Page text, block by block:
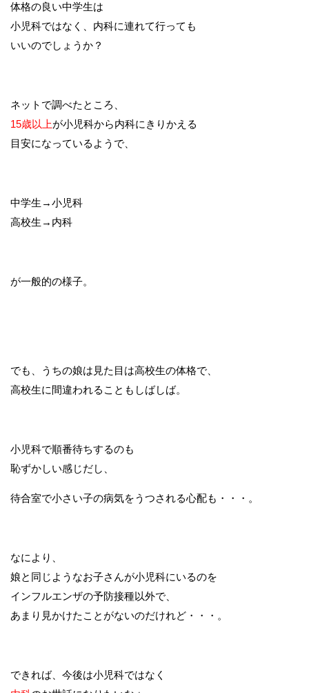
体格の良い中学生は
小児科ではなく、内科に連れて行っても
いいのでしょうか？
ネットで調べたところ、
15歳以上が小児科から内科にきりかえる
目安になっているようで、
中学生→小児科
高校生→内科
が一般的の様子。
でも、うちの娘は見た目は高校生の体格で、
高校生に間違われることもしばしば。
小児科で順番待ちするのも
恥ずかしい感じだし、
待合室で小さい子の病気をうつされる心配も・・・。
なにより、
娘と同じようなお子さんが小児科にいるのを
インフルエンザの予防接種以外で、
あまり見かけたことがないのだけれど・・・。
できれば、今後は小児科ではなく